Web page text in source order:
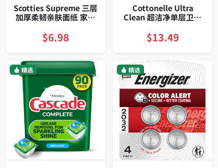
Scotties Supreme 三层
加厚柔韧亲肤面纸 家庭
致敏皮肤科测试可靠吸
水不掉屑
$6.98
Cottonelle Ultra
Clean 超洁净单层卫生
肤抗菌无堵塞柔软强韧
$13.49
精选 精选